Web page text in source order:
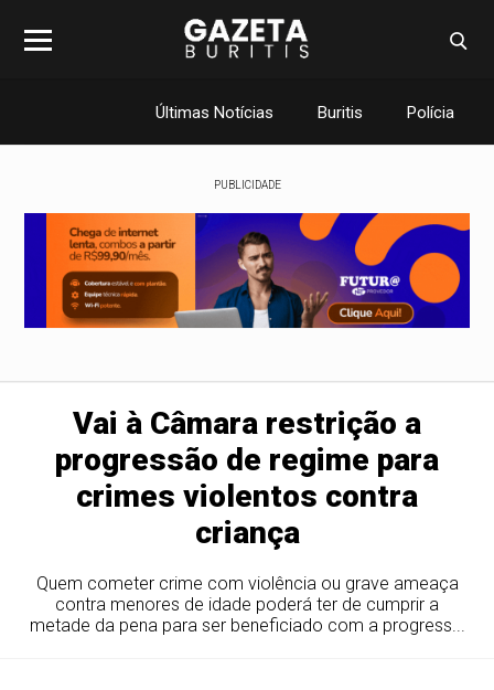
Últimas Notícias Buritis Polícia
PUBLICIDADE
Vai à Câmara restrição a
progressão de regime para
crimes violentos contra
criança
Quem cometer crime com violência ou grave ameaça
contra menores de idade poderá ter de cumprir a
metade da pena para ser beneficiado com a progress...